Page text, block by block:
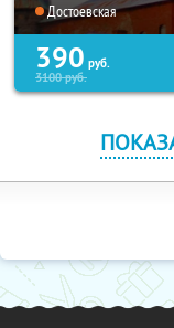
Достоевская
390 руб.
3100руб.